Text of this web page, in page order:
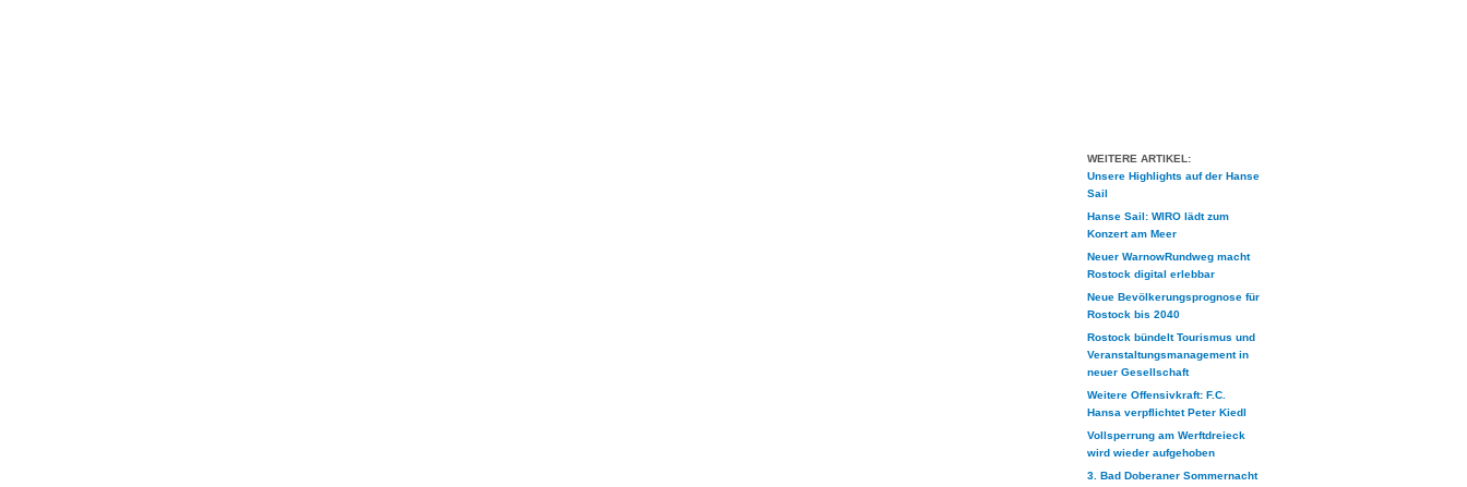
WEITERE ARTIKEL:
Unsere Highlights auf der Hanse
Sail
Hanse Sail: WIRO lädt zum
Konzert am Meer
Neuer WarnowRundweg macht
Rostock digital erlebbar
Neue Bevölkerungsprognose für
Rostock bis 2040
Rostock bündelt Tourismus und
Veranstaltungsmanagement in
neuer Gesellschaft
Weitere Offensivkraft: F.C.
Hansa verpflichtet Peter Kiedl
Vollsperrung am Werftdreieck
wird wieder aufgehoben
3. Bad Doberaner Sommernacht